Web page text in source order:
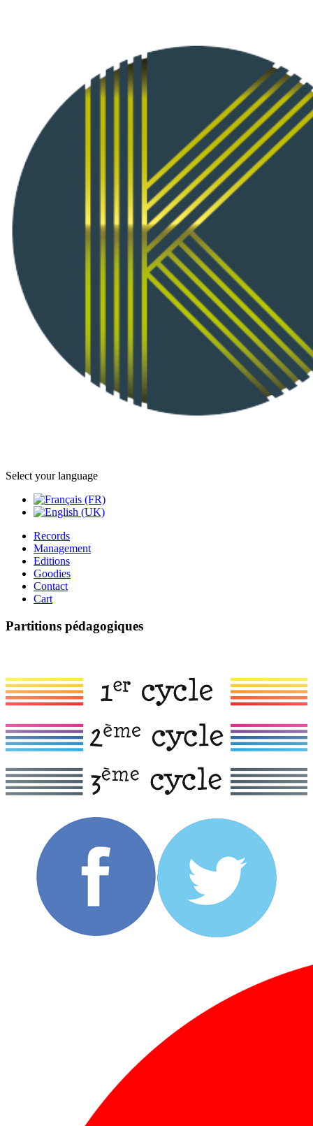
Select your language
Records
Management
Editions
Goodies
Contact
Cart
Partitions pédagogiques